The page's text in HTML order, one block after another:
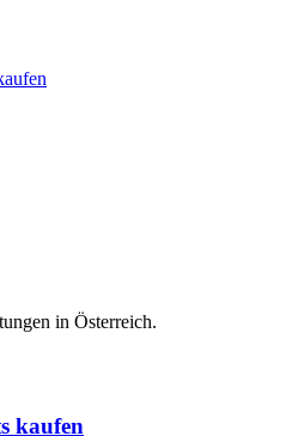
in Österreich.
kaufen